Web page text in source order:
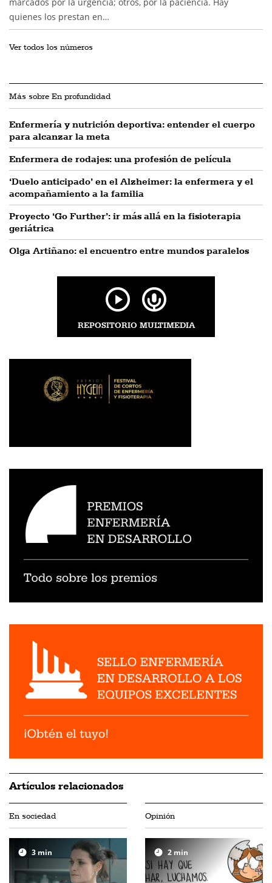
quienes los prestan en…
Ver todos los números
Más sobre En profundidad
Enfermería y nutrición deportiva: entender el cuerpo
para alcanzar la meta
Enfermera de rodajes: una profesión de película
‘Duelo anticipado’ en el Alzheimer: la enfermera y el
acompañamiento a la familia
Proyecto ‘Go Further’: ir más allá en la fisioterapia
geriátrica
Olga Artiñano: el encuentro entre mundos paralelos
REPOSITORIO MULTIMEDIA
Artículos relacionados
En sociedad
3 min
Opinión
2 min